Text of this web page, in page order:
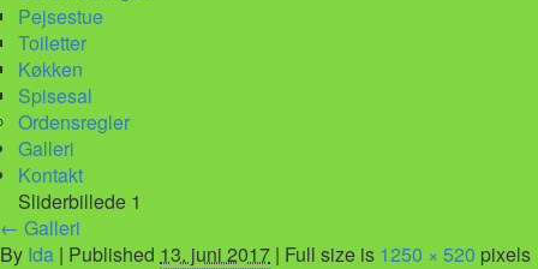
Pejsestue
Toiletter
Køkken
Spisesal
Ordensregler
Galleri
Kontakt
Sliderbillede 1
← Galleri
By Ida | Published 13. juni 2017 | Full size is 1250 × 520 pixels